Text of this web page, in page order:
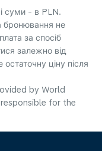
суми - в PLN.
бронювання не
за спосіб
залежно від
остаточну ціну після
by World
for the